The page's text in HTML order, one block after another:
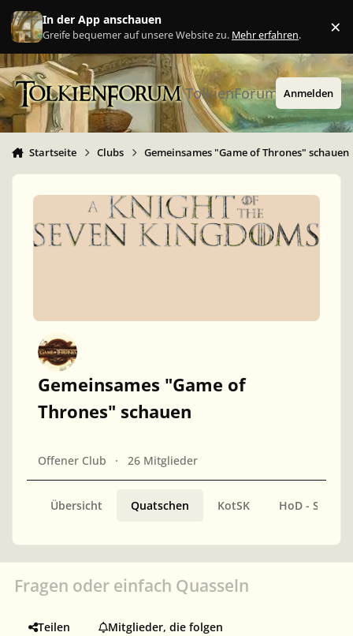
Zu Inhalt springen
In der App anschauen
Greife bequemer auf unsere Website zu. Mehr erfahren. ×
TolkienForum Anmelden
Startseite Clubs Gemeinsames "Game of Thrones" schauen
Gemeinsames "Game of
Thrones" schauen
Offener Club 26 Mitglieder
Übersicht Quatschen KotSK HoD - Staffel
Fragen oder einfach Quasseln
Teilen
Mitglieder, die folgen